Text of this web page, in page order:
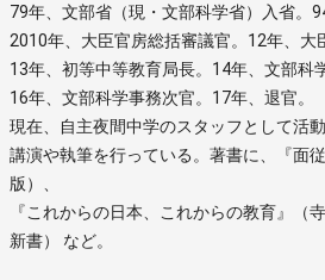
79年、文部省（現・文部科学省）入省。
2010年、大臣官房総括審議官。12年、大
13年、初等中等教育局長。14年、文部科
16年、文部科学事務次官。17年、退官。
現在、自主夜間中学のスタッフとして活動
講演や執筆を行っている。著書に、『面
版）、
『これからの日本、これからの教育』（
新書） など。